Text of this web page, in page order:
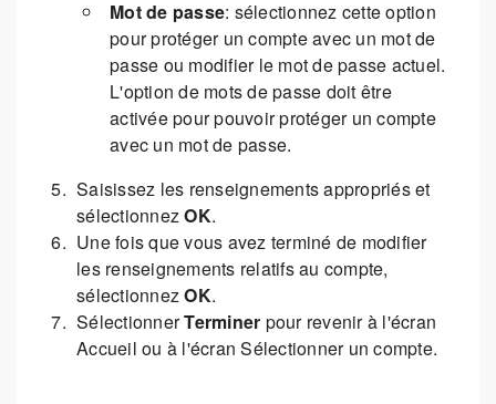
Mot de passe: sélectionnez cette option
pour protéger un compte avec un mot de
passe ou modifier le mot de passe actuel.
L'option de mots de passe doit être
activée pour pouvoir protéger un compte
avec un mot de passe.
Saisissez les renseignements appropriés et
sélectionnezOK.
Une fois que vous avez terminé de modifier
les renseignements relatifs au compte,
sélectionnezOK.
SélectionnerTerminer pour revenir à l'écran
Accueil ou à l'écran Sélectionner un compte.